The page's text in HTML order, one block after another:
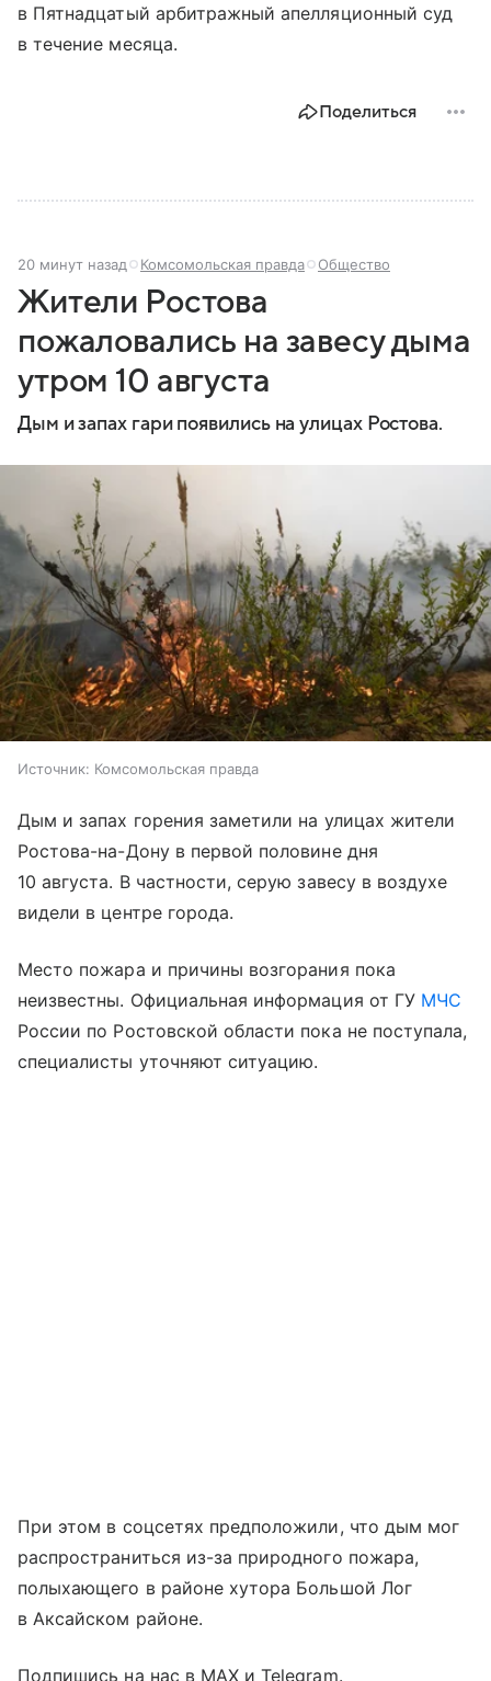
в Пятнадцатый арбитражный апелляционный суд
в течение месяца.
Поделиться
20 минут назад Комсомольская правда Общество
Жители Ростова
пожаловались на завесу дыма
утром 10 августа
Дым и запах гари появились на улицах Ростова.
Источник: Комсомольская правда
Дым и запах горения заметили на улицах жители
Ростова-на-Дону в первой половине дня
10 августа. В частности, серую завесу в воздухе
видели в центре города.
Место пожара и причины возгорания пока
неизвестны. Официальная информация от ГУ МЧС
России по Ростовской области пока не поступала,
специалисты уточняют ситуацию.
При этом в соцсетях предположили, что дым мог
распространиться из-за природного пожара,
полыхающего в районе хутора Большой Лог
в Аксайском районе.
Подпишись на нас в MAX и Telegram.